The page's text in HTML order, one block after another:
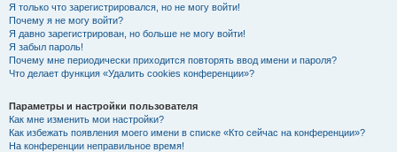
Я только что зарегистрировался, но не могу войти!
Почему я не могу войти?
Я давно зарегистрирован, но больше не могу войти!
Я забыл пароль!
Почему мне периодически приходится повторять ввод имени и пароля?
Что делает функция «Удалить cookies конференции»?
Параметры и настройки пользователя
Как мне изменить мои настройки?
Как избежать появления моего имени в списке «Кто сейчас на конференции»?
На конференции неправильное время!